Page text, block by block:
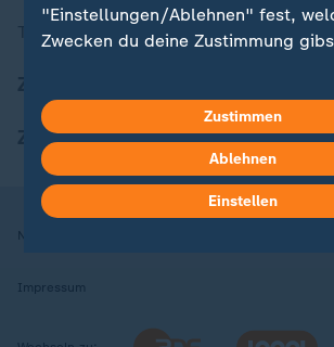
Themen im Überblick
ZDFheute Apps
Nutzungsbedingungen
Impressum
"Einstellungen/Ablehnen" fest,
Zwecken du deine Zustimmung
in deinen Einstellungen widerrufen
Hier findest du das Impressum.
Weitere Informationen findest du in
Datenschutzerklärung.
Zustimmen
Ablehnen
Einstellen